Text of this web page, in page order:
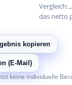
Vergleich:
das netto
kopieren
(E-Mail)
keine individuelle